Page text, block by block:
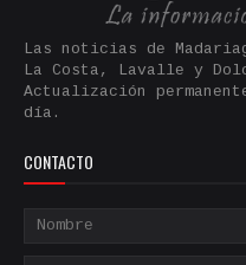
Las noticias de
La Costa, Lavalle y
Actualización
día.
CONTACTO